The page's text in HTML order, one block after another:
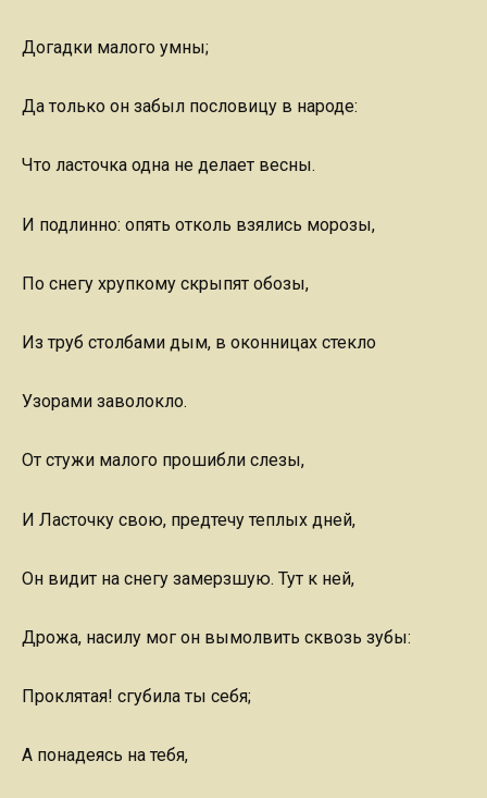
Догадки малого умны;
Да только он забыл пословицу в народе:
Что ласточка одна не делает весны.
И подлинно: опять отколь взялись морозы,
По снегу хрупкому скрыпят обозы,
Из труб столбами дым, в оконницах стекло
Узорами заволокло.
От стужи малого прошибли слезы,
И Ласточку свою, предтечу теплых дней,
Он видит на снегу замерзшую. Тут к ней,
Дрожа, насилу мог он вымолвить сквозь зубы:
Проклятая! сгубила ты себя;
А понадеясь на тебя,